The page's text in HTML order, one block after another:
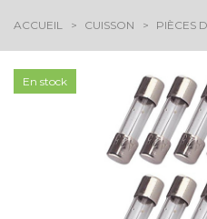
ACCUEIL CUISSON PIÈCES
En stock